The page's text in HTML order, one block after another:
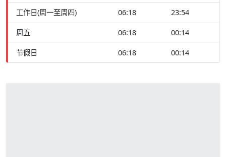
工作日(周一至周四) 06:18 23:54
周五 06:18 00:14
节假日 06:18 00:14